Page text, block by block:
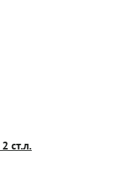
2 ст.л.